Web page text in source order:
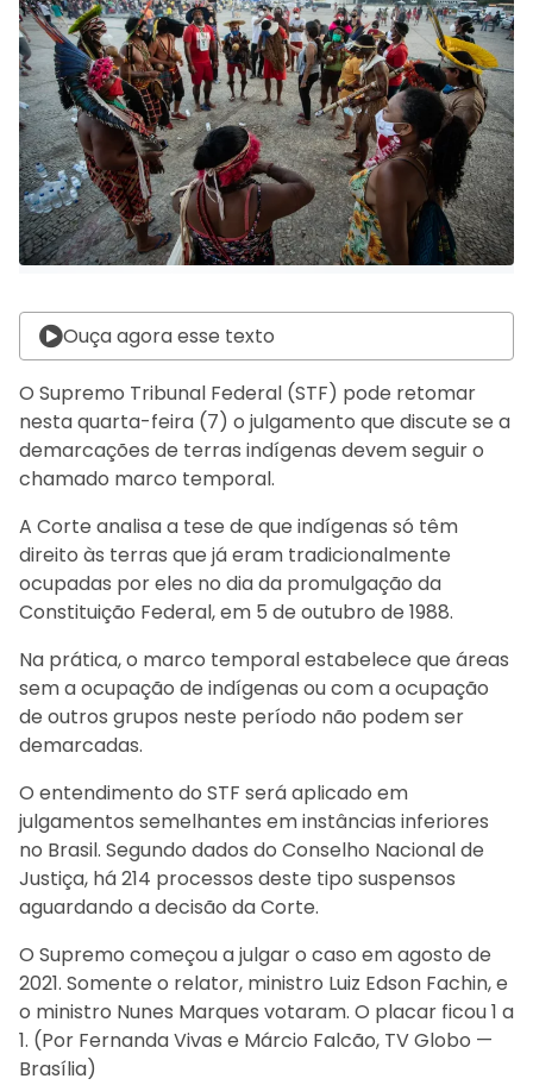
Ouça agora esse texto
O Supremo Tribunal Federal (STF) pode retomar
nesta quarta-feira (7) o julgamento que discute se a
demarcações de terras indígenas devem seguir o
chamado marco temporal.
A Corte analisa a tese de que indígenas só têm
direito às terras que já eram tradicionalmente
ocupadas por eles no dia da promulgação da
Constituição Federal, em 5 de outubro de 1988.
Na prática, o marco temporal estabelece que áreas
sem a ocupação de indígenas ou com a ocupação
de outros grupos neste período não podem ser
demarcadas.
O entendimento do STF será aplicado em
julgamentos semelhantes em instâncias inferiores
no Brasil. Segundo dados do Conselho Nacional de
Justiça, há 214 processos deste tipo suspensos
aguardando a decisão da Corte.
O Supremo começou a julgar o caso em agosto de
2021. Somente o relator, ministro Luiz Edson Fachin, e
o ministro Nunes Marques votaram. O placar ficou 1 a
1. (Por Fernanda Vivas e Márcio Falcão, TV Globo —
Brasília)